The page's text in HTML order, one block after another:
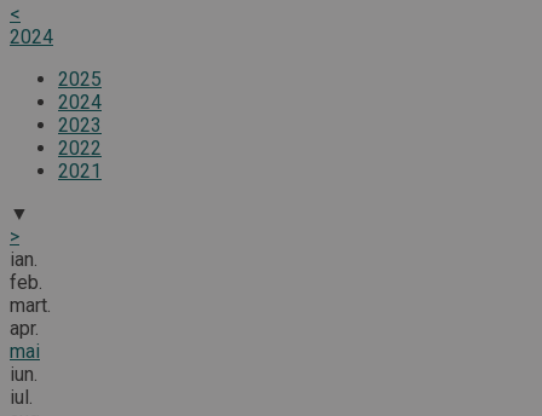
<
2024
2025
2024
2023
2022
2021
▼
>
ian.
feb.
mart.
apr.
mai
iun.
iul.